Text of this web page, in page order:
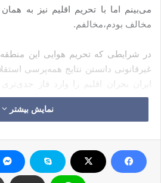
می‌بینم اما با تحریم اقلیم نیز به
مخالف بودم،مخالفم.
در شرایطی که تحریم هوایی این
غیرقانونی دانستن نتایج همه‌پرسی
ایران بحران اقلیم را وارد فاز
درباره تحریم اقلیم
مطبوعات آزادی خواه ایران خواهد بود.
وقتی تحریم‌های ناجوانمردانه علیه
ایران یک صدا به پا خاست و فریاد
جهان رساند.
نمایش بیشتر